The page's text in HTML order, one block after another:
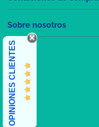
Sobre nosotros
OPINIONES CLIENTES